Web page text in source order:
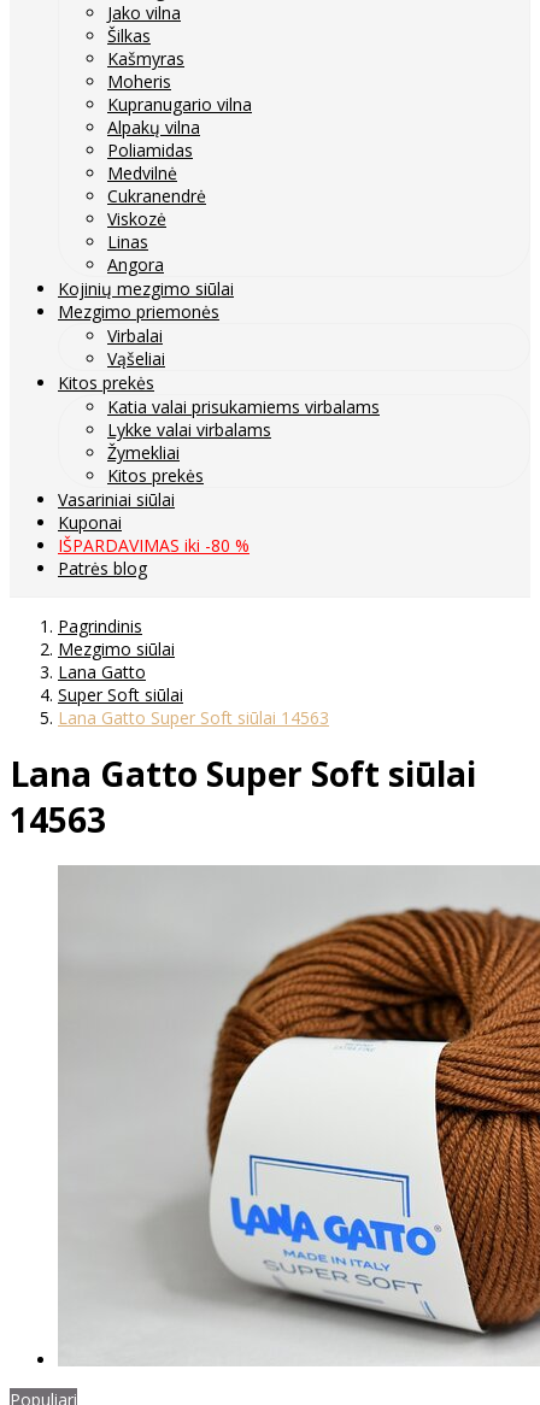
Jako vilna
Šilkas
Kašmyras
Moheris
Kupranugario vilna
Alpakų vilna
Poliamidas
Medvilnė
Cukranendrė
Viskozė
Linas
Angora
Kojinių mezgimo siūlai
Mezgimo priemonės
Virbalai
Vąšeliai
Kitos prekės
Katia valai prisukamiems virbalams
Lykke valai virbalams
Žymekliai
Kitos prekės
Vasariniai siūlai
Kuponai
IŠPARDAVIMAS iki -80 %
Patrės blog
Pagrindinis
Mezgimo siūlai
Lana Gatto
Super Soft siūlai
Lana Gatto Super Soft siūlai 14563
Lana Gatto Super Soft siūlai
14563
Populiari